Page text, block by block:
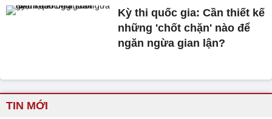
Kỳ thi quốc gia: Cần thiết kế
những 'chốt chặn' nào để
ngăn ngừa gian lận?
TIN MỚI